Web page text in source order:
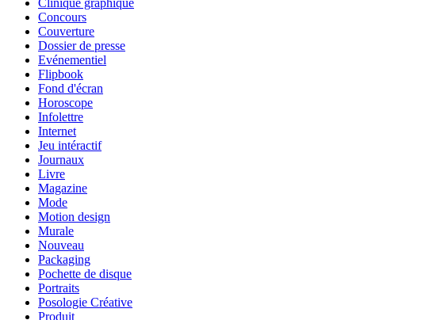
Clinique graphique
Concours
Couverture
Dossier de presse
Evénementiel
Flipbook
Fond d'écran
Horoscope
Infolettre
Internet
Jeu intéractif
Journaux
Livre
Magazine
Mode
Motion design
Murale
Nouveau
Packaging
Pochette de disque
Portraits
Posologie Créative
Produit